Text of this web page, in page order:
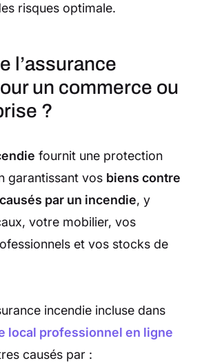
risques optimale.
l’assurance
un commerce ou
?
fournit une protection
garantissant vos biens contre
par un incendie, y
votre mobilier, vos
et vos stocks de
incendie incluse dans
local professionnel en ligne
causés par :